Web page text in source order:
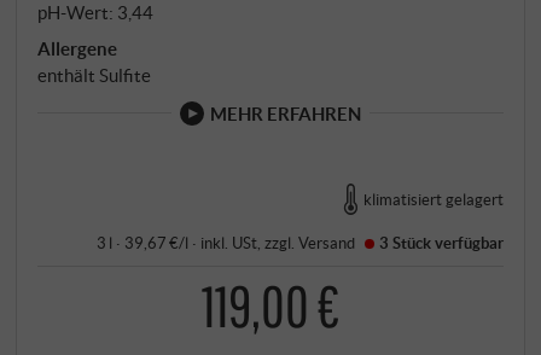
pH-Wert: 3,44
Allergene
enthält Sulfite
MEHR ERFAHREN
klimatisiert gelagert
3 l · 39,67 €/l · inkl. USt , zzgl.Versand 3 Stückverfügbar
119,00 €